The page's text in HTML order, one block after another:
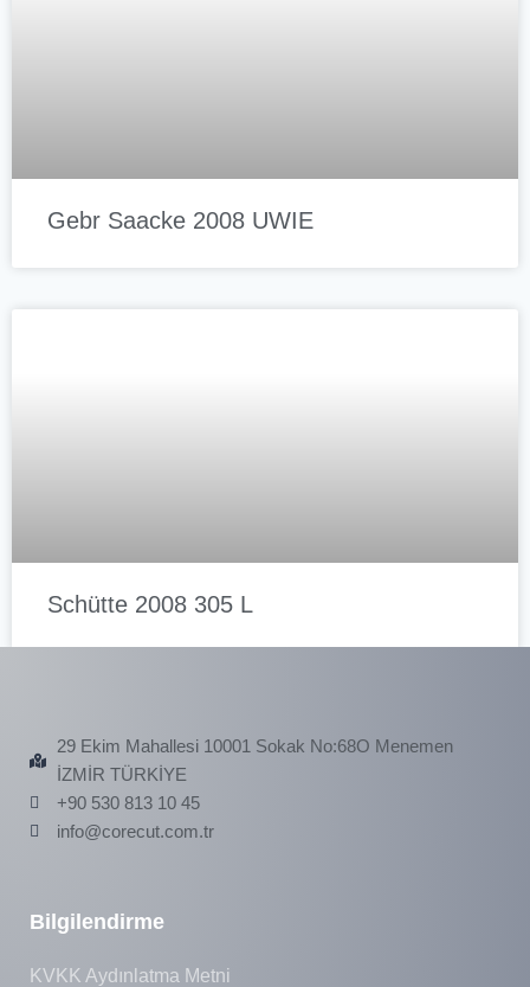
Gebr Saacke 2008 UWIE
Schütte 2008 305 L
29 Ekim Mahallesi 10001 Sokak No:68O Menemen
İZMİR TÜRKİYE
+90 530 813 10 45
info@corecut.com.tr
Bilgilendirme
KVKK Aydınlatma Metni